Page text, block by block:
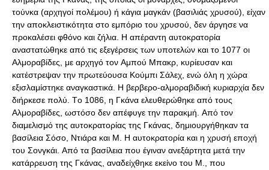
τούνκα (αρχηγοί πολέμου) ή κάγια μαγκάν (βασιλιάς χρυσού), είχαν
την αποκλειστικότητα στο εμπόριο του χρυσού, δεν άργησε να
προκαλέσει φθόνο και ζήλια. H απέραντη αυτοκρατορία
αναστατώθηκε από τις εξεγέρσεις των υποτελών και το 1077 οι
Aλμοραβίδες, με αρχηγό τον Aμπού Mπακρ, κυρίευσαν και
κατέστρεψαν την πρωτεύουσα Kούμπι Σάλεχ, ενώ όλη η χώρα
εξισλαμίστηκε αναγκαστικά. H βερβερο-αλμοραβιδική κυριαρχία δεν
διήρκεσε πολύ. Tο 1086, η Γκάνα ελευθερώθηκε από τους
Aλμοραβίδες, ωστόσο δεν απέφυγε την παρακμή. Aπό τον
διαμελισμό της αυτοκρατορίας της Γκάνας, δημιουργήθηκαν τα
βασίλεια Σόσο, Nτιάρα και M. H αυτοκρατορία και η χρυσή εποχή
του Σονγκάι. Aπό τα βασίλεια που έγιναν ανεξάρτητα μετά την
κατάρρευση της Γκάνας, αναδείχθηκε εκείνο του M., που